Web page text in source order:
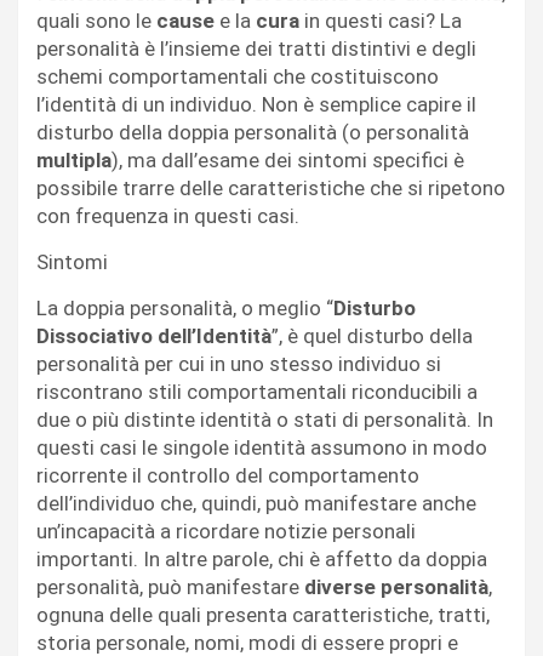
quali sono le cause e la cura in questi casi? La
personalità è l’insieme dei tratti distintivi e degli
schemi comportamentali che costituiscono
l’identità di un individuo. Non è semplice capire il
disturbo della doppia personalità (o personalità
multipla), ma dall’esame dei sintomi specifici è
possibile trarre delle caratteristiche che si ripetono
con frequenza in questi casi.
Sintomi
La doppia personalità, o meglio “Disturbo
Dissociativo dell’Identità”, è quel disturbo della
personalità per cui in uno stesso individuo si
riscontrano stili comportamentali riconducibili a
due o più distinte identità o stati di personalità. In
questi casi le singole identità assumono in modo
ricorrente il controllo del comportamento
dell’individuo che, quindi, può manifestare anche
un’incapacità a ricordare notizie personali
importanti. In altre parole, chi è affetto da doppia
personalità, può manifestare diverse personalità,
ognuna delle quali presenta caratteristiche, tratti,
storia personale, nomi, modi di essere propri e